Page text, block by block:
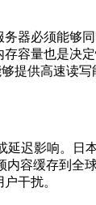
器必须能够
容量也是决
提供高速读
迟影响。日
容缓存到全
干扰。